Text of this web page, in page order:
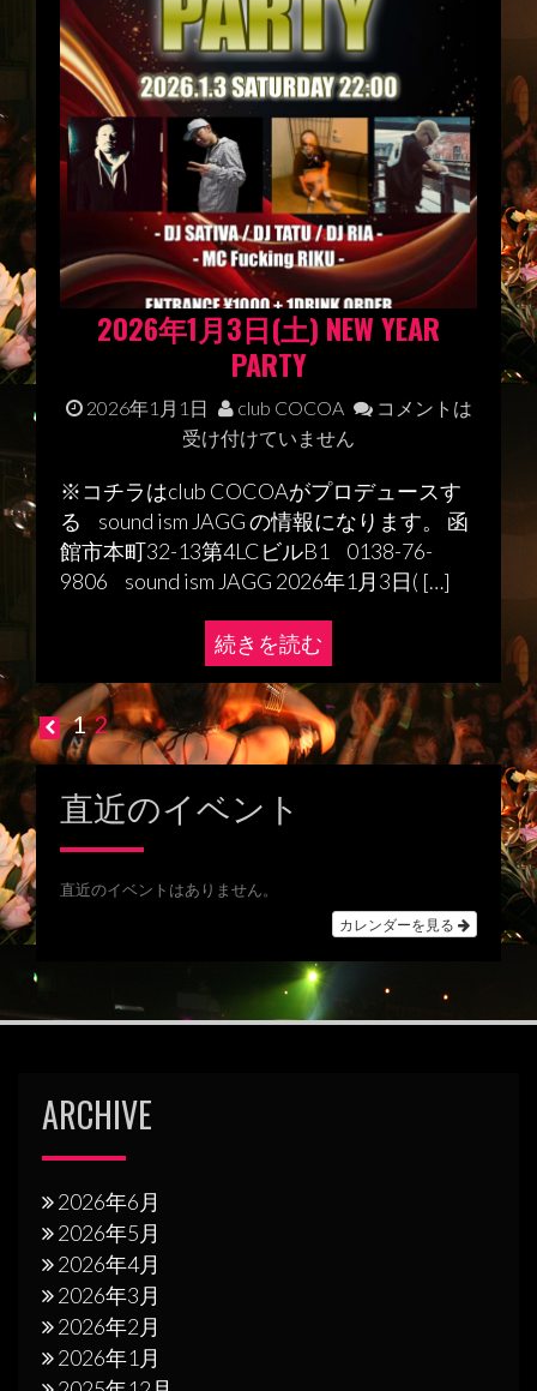
2026年1月3日(土) NEW YEAR
PARTY
2026年1月1日 club COCOA
コメントは
受け付けていません
※コチラはclub COCOAがプロデュースす
る sound ism JAGG の情報になります。 函
館市本町32-13第4LCビルB1 0138-76-
9806 sound ism JAGG 2026年1月3日( […]
続きを読む
投
稿
ナ
ゲ
シ
ョ
1 2
直近のイベント
直近のイベントはありません。
カレンダーを見る
ARCHIVE
2026年6月
2026年5月
2026年4月
2026年3月
2026年2月
2026年1月